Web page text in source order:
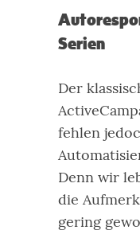
Serien
Der
fehlen
Denn wir
die
gering